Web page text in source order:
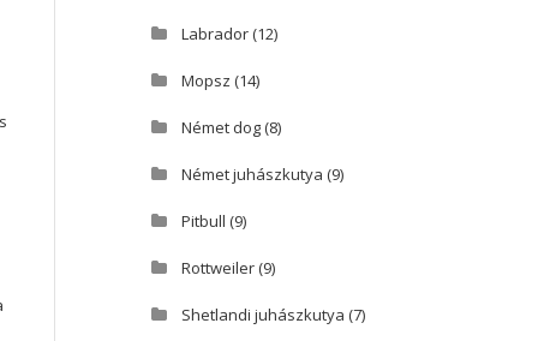
Labrador(12)
Mopsz (14)
Német dog(8)
Német juhászkutya (9)
Pitbull (9)
Rottweiler(9)
Shetlandi juhászkutya (7)